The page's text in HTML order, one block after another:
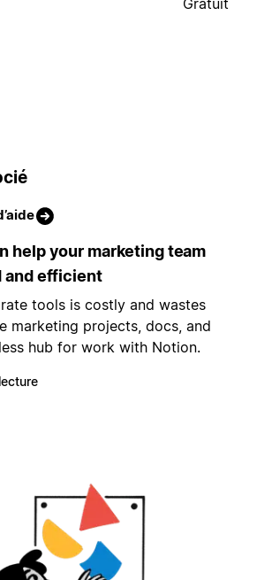
help your marketing team
and efficient
tools is costly and wastes
marketing projects, docs, and
hub for work with Notion.